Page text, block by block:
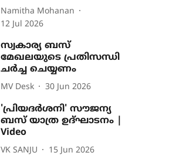
Namitha Mohanan
12 Jul 2026
സ്വകാര്യ ബസ്
മേഖലയുടെ പ്രതിസന്ധി
ചർച്ച ചെയ്യണം
MV Desk 30 Jun 2026
'പ്രിയദർശനി' സൗജന്യ
ബസ് യാത്ര ഉദ്ഘാടനം |
Video
VK SANJU 15 Jun 2026